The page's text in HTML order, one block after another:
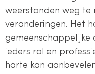
weerstanden weg te
veranderingen. Het
ieders rol en
harte kan